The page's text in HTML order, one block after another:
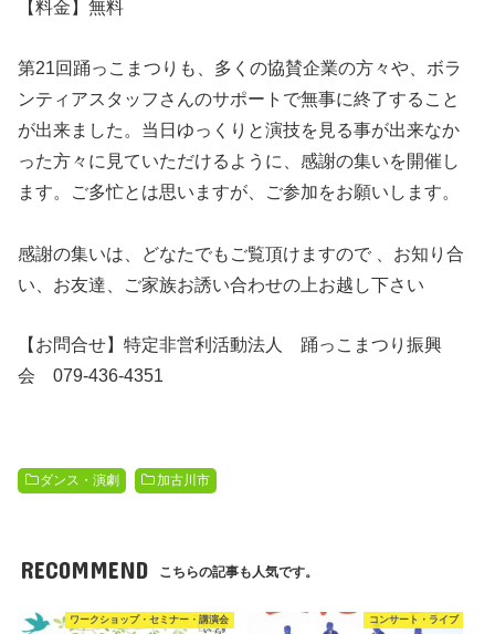
【料金】無料
第21回踊っこまつりも、多くの協賛企業の方々や、ボラ
ンティアスタッフさんのサポートで無事に終了すること
が出来ました。当日ゆっくりと演技を見る事が出来なか
った方々に見ていただけるように、感謝の集いを開催し
ます。ご多忙とは思いますが、ご参加をお願いします。
感謝の集いは、どなたでもご覧頂けますので 、お知り合
い、お友達、ご家族お誘い合わせの上お越し下さい
【お問合せ】特定非営利活動法人 踊っこまつり振興
会079-436-4351
ダンス・演劇 加古川市
RECOMMEND こちらの記事も人気です。
ワークショップ・セミナー・講演会 コンサート・ライブ